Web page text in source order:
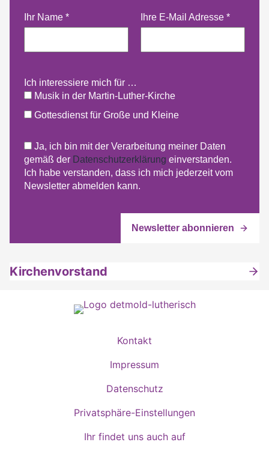
Ihr Name * Ihre E-Mail Adresse *
Ich interessiere mich für …
Musik in der Martin-Luther-Kirche
Gottesdienst für Große und Kleine
Ja, ich bin mit der Verarbeitung meiner Daten
gemäß der Datenschutzerklärung einverstanden.
Ich habe verstanden, dass ich mich jederzeit vom
Newsletter abmelden kann.
Kirchenvorstand
Kontakt
Impressum
Datenschutz
Privatsphäre-Einstellungen
Ihr findet uns auch auf